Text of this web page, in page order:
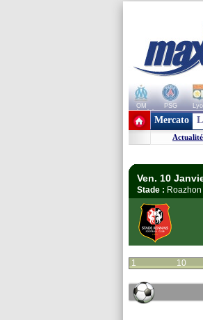
OM PSG
+ de clubs
Mercato
Actualité
Ven. 10
Stade :
1 10